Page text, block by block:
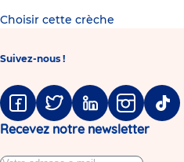
Choisir cette crèche
Suivez-nous !
FacebookTwitter LinkedinInstagramTiktok
Recevez notre newsletter